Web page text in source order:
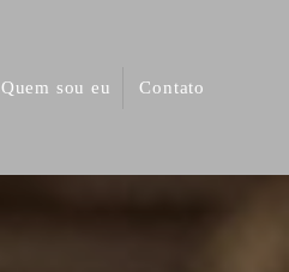
Quem sou eu Contato